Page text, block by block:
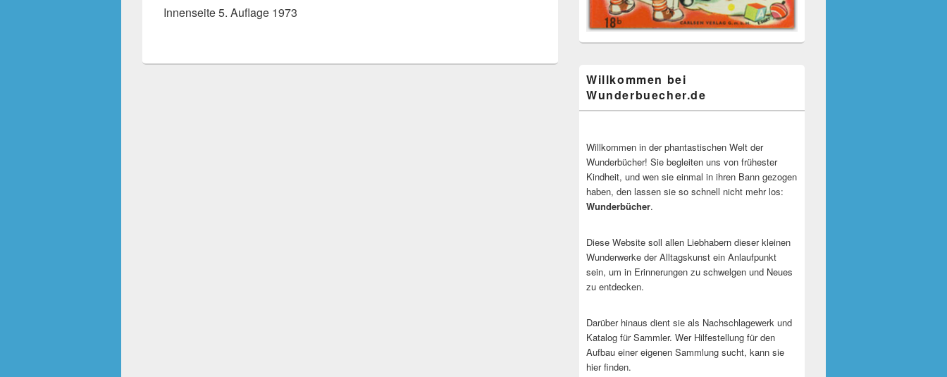
Innenseite 5. Auflage 1973
Willkommen bei
Wunderbuecher.de
Willkommen in der phantastischen Welt der
Wunderbücher! Sie begleiten uns von frühester
Kindheit, und wen sie einmal in ihren Bann gezogen
haben, den lassen sie so schnell nicht mehr los:
Wunderbücher.
Diese Website soll allen Liebhabern dieser kleinen
Wunderwerke der Alltagskunst ein Anlaufpunkt
sein, um in Erinnerungen zu schwelgen und Neues
zu entdecken.
Darüber hinaus dient sie als Nachschlagewerk und
Katalog für Sammler. Wer Hilfestellung für den
Aufbau einer eigenen Sammlung sucht, kann sie
hier finden.